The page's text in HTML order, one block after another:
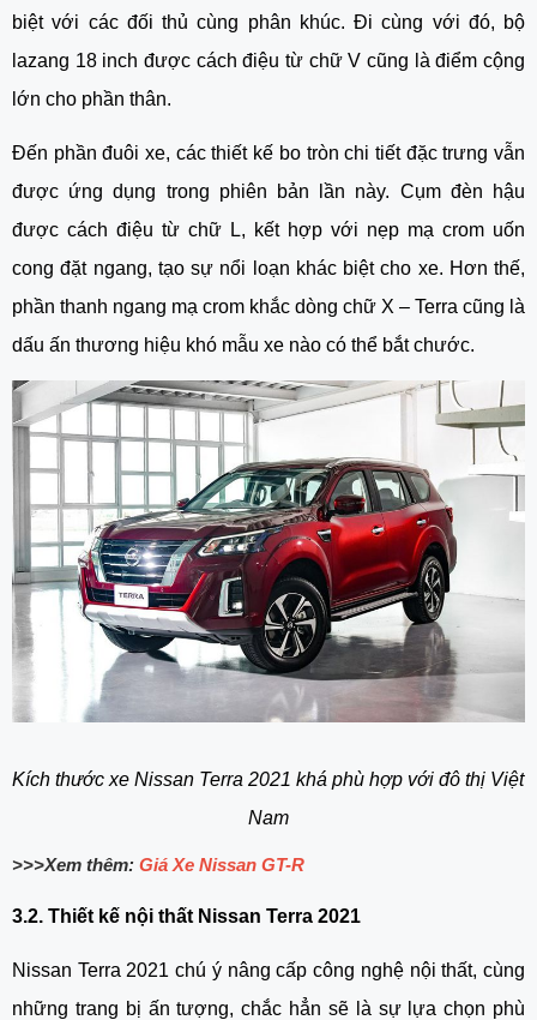
biệt với các đối thủ cùng phân khúc. Đi cùng với đó, bộ
lazang 18 inch được cách điệu từ chữ V cũng là điểm cộng
lớn cho phần thân.
Đến phần đuôi xe, các thiết kế bo tròn chi tiết đặc trưng vẫn
được ứng dụng trong phiên bản lần này. Cụm đèn hậu
được cách điệu từ chữ L, kết hợp với nẹp mạ crom uốn
cong đặt ngang, tạo sự nổi loạn khác biệt cho xe. Hơn thế,
phần thanh ngang mạ crom khắc dòng chữ X – Terra cũng là
dấu ấn thương hiệu khó mẫu xe nào có thể bắt chước.
Kích thước xe Nissan Terra 2021 khá phù hợp với đô thị Việt
Nam
>>>Xem thêm: Giá Xe Nissan GT-R
3.2. Thiết kế nội thất Nissan Terra 2021
Nissan Terra 2021 chú ý nâng cấp công nghệ nội thất, cùng
những trang bị ấn tượng, chắc hẳn sẽ là sự lựa chọn phù